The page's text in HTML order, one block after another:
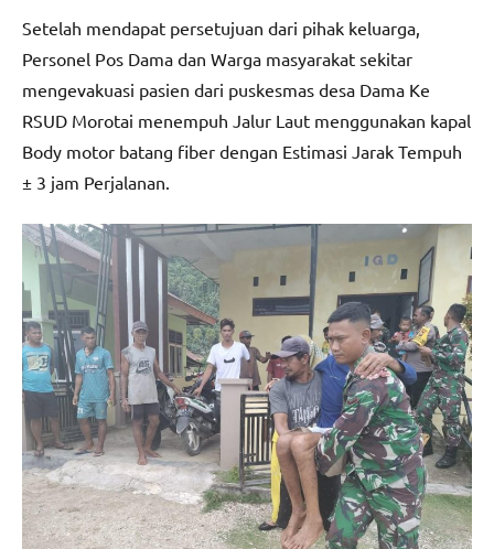
Setelah mendapat persetujuan dari pihak keluarga,
Personel Pos Dama dan Warga masyarakat sekitar
mengevakuasi pasien dari puskesmas desa Dama Ke
RSUD Morotai menempuh Jalur Laut menggunakan kapal
Body motor batang fiber dengan Estimasi Jarak Tempuh
± 3 jam Perjalanan.